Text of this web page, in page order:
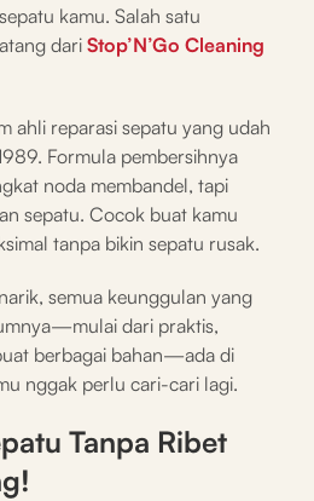
kamu. Salah satu
dari Stop’N’Go Cleaning
ahli reparasi sepatu yang udah
Formula pembersihnya
noda membandel, tapi
sepatu. Cocok buat kamu
tanpa bikin sepatu rusak.
semua keunggulan yang
dari praktis,
berbagai bahan—ada di
nggak perlu cari-cari lagi.
Tanpa Ribet